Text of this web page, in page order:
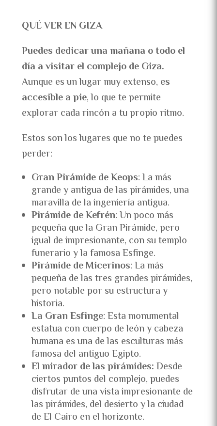
QUÉ VER EN GIZA
Puedes dedicar una mañana o todo el
día a visitar el complejo de Giza.
Aunque es un lugar muy extenso, es
accesible a pie, lo que te permite
explorar cada rincón a tu propio ritmo.
Estos son los lugares que no te puedes
perder:
Gran Pirámide de Keops: La más
grande y antigua de las pirámides, una
maravilla de la ingeniería antigua.
Pirámide de Kefrén: Un poco más
pequeña que la Gran Pirámide, pero
igual de impresionante, con su templo
funerario y la famosa Esfinge.
Pirámide de Micerinos: La más
pequeña de las tres grandes pirámides,
pero notable por su estructura y
historia.
La Gran Esfinge: Esta monumental
estatua con cuerpo de león y cabeza
humana es una de las esculturas más
famosa del antiguo Egipto.
El mirador de las pirámides:Desde
ciertos puntos del complejo, puedes
disfrutar de una vista impresionante de
las pirámides, del desierto y la ciudad
de El Cairo en el horizonte.